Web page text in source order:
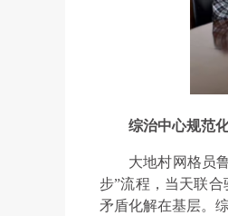
综治中心规范
大地村网格员
步”流程，当天联
矛盾化解在基层。